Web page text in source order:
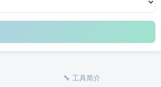
🔧 工具简介